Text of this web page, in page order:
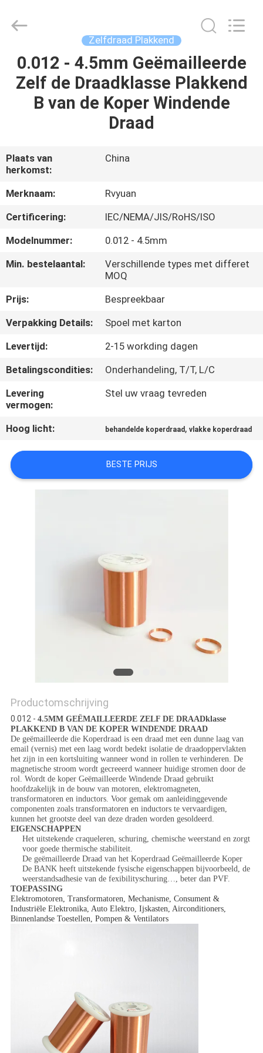
HUIS
PRODUCTEN
ONGEVEER
ONS
FABRIEKSREIS
KWALITEITSCONTROLE
CONTACTEER
ONS
NIEUWS
VERZOEK
OM EEN
SITEMAP
Material
Co,.Ltd.
Zelfdraad Plakkend
0.012 - 4.5mm Geëmailleerde
Zelf de Draadklasse Plakkend
B van de Koper Windende
Draad
Plaats van
herkomst:
China
Merknaam:
Rvyuan
Certificering:
IEC/NEMA/JIS/RoHS/ISO
Modelnummer:
0.012 - 4.5mm
Min. bestelaantal:
Verschillende types met differet
MOQ
Prijs:
Bespreekbaar
Verpakking Details:
Spoel met karton
Levertijd:
2-15 workding dagen
Betalingscondities:
Onderhandeling, T/T, L/C
Levering
vermogen:
Stel uw vraag tevreden
Hoog licht: behandelde koperdraad ,vlakke koperdraad
BESTE PRIJS
Productomschrijving
0.012 - 4.5MM GEËMAILLEERDE ZELF DE DRAADklasse
PLAKKEND B VAN DE KOPER WINDENDE DRAAD
De geëmailleerde die Koperdraad is een draad met een dunne laag van
email (vernis) met een laag wordt bedekt isolatie de draadoppervlakten
het zijn in een kortsluiting wanneer wond in rollen te verhinderen. De
magnetische stroom wordt gecreeerd wanneer huidige stromen door de
rol. Wordt de koper Geëmailleerde Windende Draad gebruikt
hoofdzakelijk in de bouw van motoren, elektromagneten,
transformatoren en inductors. Voor gemak om aanleidinggevende
componenten zoals transformatoren en inductors te vervaardigen,
kunnen het grootste deel van deze draden worden gesoldeerd.
EIGENSCHAPPEN
Het uitstekende craqueleren, schuring, chemische weerstand en zorgt
voor goede thermische stabiliteit.
De geëmailleerde Draad van het Koperdraad Geëmailleerde Koper
De BANK heeft uitstekende fysische eigenschappen bijvoorbeeld, de
weerstandsadhesie van de fexibilityschuring…, beter dan PVF.
TOEPASSING
Elektromotoren, Transformatoren, Mechanisme, Consument &
Industriële Elektronika, Auto Elektro, Ijskasten, Airconditioners,
Binnenlandse Toestellen, Pompen & Ventilators